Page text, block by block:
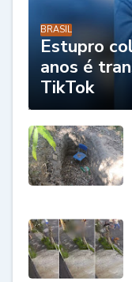
BRASIL
Estupro
anos é
TikTok